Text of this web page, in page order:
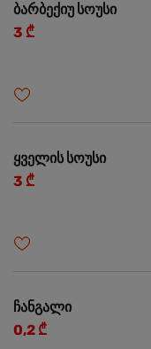
ბარბექიუ სოუსი
3 ₾
ყველის სოუსი
3 ₾
ჩანგალი
0,2 ₾